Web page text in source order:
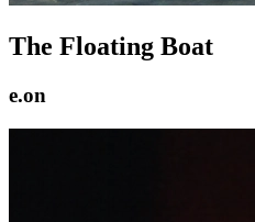
The Floating Boat
e.on